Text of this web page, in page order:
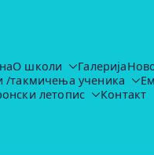
школа "Иво Лола
vesti/ulaganja-u-
О школи Галерија
/такмичења ученика
летопис
Контакт